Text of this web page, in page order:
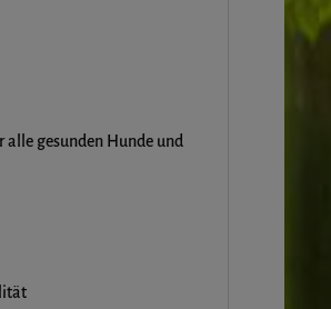
gesunden Hunde und